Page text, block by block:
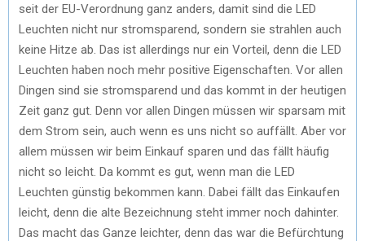
seit der EU-Verordnung ganz anders, damit sind die LED
Leuchten nicht nur stromsparend, sondern sie strahlen auch
keine Hitze ab. Das ist allerdings nur ein Vorteil, denn die LED
Leuchten haben noch mehr positive Eigenschaften. Vor allen
Dingen sind sie stromsparend und das kommt in der heutigen
Zeit ganz gut. Denn vor allen Dingen müssen wir sparsam mit
dem Strom sein, auch wenn es uns nicht so auffällt. Aber vor
allem müssen wir beim Einkauf sparen und das fällt häufig
nicht so leicht. Da kommt es gut, wenn man die LED
Leuchten günstig bekommen kann. Dabei fällt das Einkaufen
leicht, denn die alte Bezeichnung steht immer noch dahinter.
Das macht das Ganze leichter, denn das war die Befürchtung